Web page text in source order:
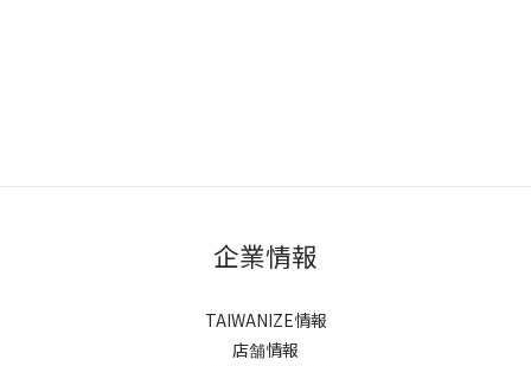
企業情報
TAIWANIZE情報
店舗情報